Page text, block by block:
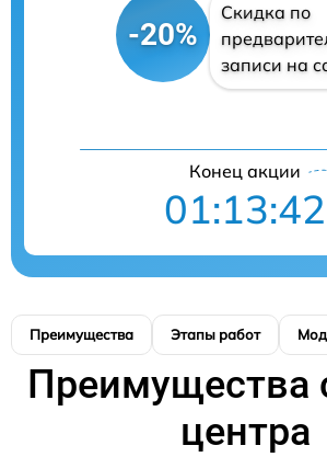
-20%
Скидка по
записи на
Конец акции
01:13:41
Преимущества Этапы работ
Преимущества
центра